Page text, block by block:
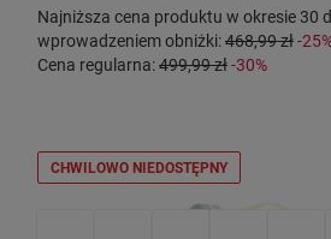
Najniższa cena produktu w okresie 30
wprowadzeniem obniżki:468,99 zł-
Cena regularna:499,99 zł-30%
CHWILOWO NIEDOSTĘPNY